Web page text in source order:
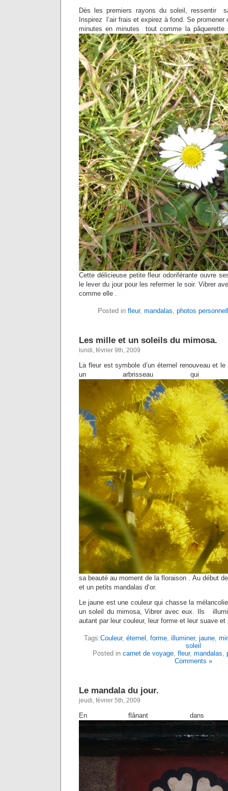
Dès les premiers rayons du soleil, ressentir
Inspirez l’air frais et expirez à fond. Se promener
minutes en minutes tout comme la pâquerette
Cette délicieuse petite fleur odoriférante ouvre
le lever du jour pour les refermer le soir. Vibrer
comme elle .
Posted in fleur, mandalas, photos
Les mille et un soleils du mimosa.
lundi, février 9th, 2009
La fleur est symbole d’un éternel renouveau et
un arbrisseau qui
sa beauté au moment de la floraison . Au début
et un petits mandalas d’or.
Le jaune est une couleur qui chasse la
un soleil du mimosa, Vibrer avec eux. Ils
autant par leur couleur, leur forme et leur suave et
Tags:Couleur, éternel forme, illuminer, jaune,
soleil
Posted in carnet de voyage, fleur, mandalas
Comments »
Le mandala du jour.
jeudi, février 5th, 2009
En flânant